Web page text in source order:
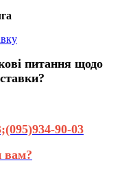
питання щодо
90-03
вам?